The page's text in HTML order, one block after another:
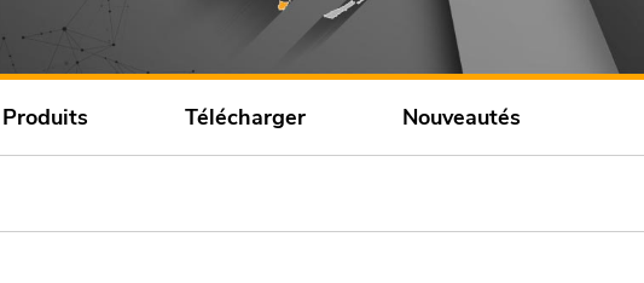
Produits Télécharger Nouveautés